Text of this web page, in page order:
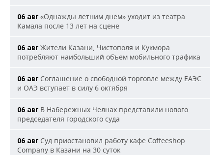
06 авг «Однажды летним днем» уходит из театра
Камала после 13 лет на сцене
06 авг Жители Казани, Чистополя и Кукмора
потребляют наибольший объем мобильного трафика
06 авг Соглашение о свободной торговле между ЕАЭС
и ОАЭ вступает в силу 6 октября
06 авг В Набережных Челнах представили нового
председателя городского суда
06 авг Суд приостановил работу кафе Coffeeshop
Company в Казани на 30 суток